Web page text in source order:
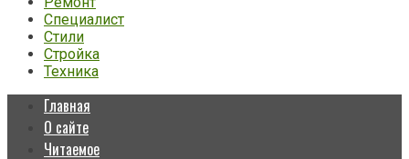
Специалист
Стили
Стройка
Техника
Главная
О сайте
Читаемое